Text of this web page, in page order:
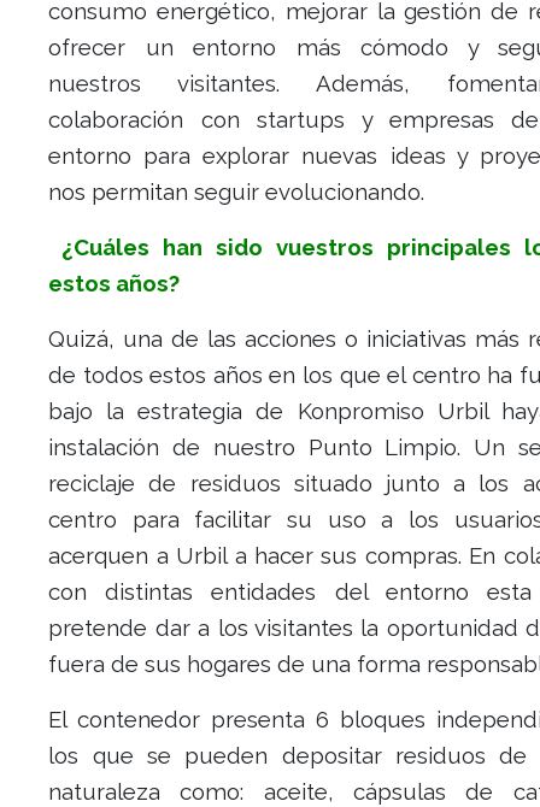
consumo energético, mejorar la gestión de
ofrecer un entorno más cómodo y
nuestros visitantes. Además,
colaboración con startups y empresas
entorno para explorar nuevas ideas y
nos permitan seguir evolucionando.
¿Cuáles han sido vuestros principales
estos años?
Quizá, una de las acciones o iniciativas más
de todos estos años en los que el centro ha
bajo la estrategia de Konpromiso Urbil
instalación de nuestro Punto Limpio. Un
reciclaje de residuos situado junto a los
centro para facilitar su uso a los
acerquen a Urbil a hacer sus compras. En
con distintas entidades del entorno esta
pretende dar a los visitantes la oportunidad
fuera de sus hogares de una forma
El contenedor presenta 6 bloques
los que se pueden depositar residuos de
naturaleza como: aceite, cápsulas de